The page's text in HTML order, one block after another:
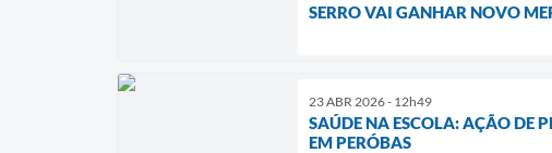
SERRO VAI GANHAR NOVO
23 ABR 2026 - 12h49
SAÚDE NA ESCOLA: AÇÃO DE
EM PERÓBAS